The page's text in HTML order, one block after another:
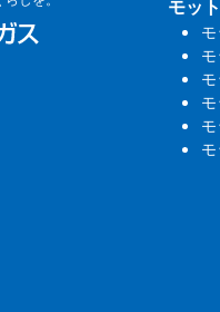
モッ